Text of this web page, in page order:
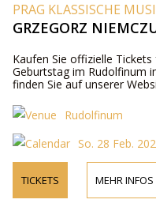
PRAG KLASSISCHE
GRZEGORZ
Kaufen Sie offizielle
Geburtstag im Rudolfinum
finden Sie auf unserer
Rudolfinum
So. 28 Feb.
TICKETS MEHR INFOS